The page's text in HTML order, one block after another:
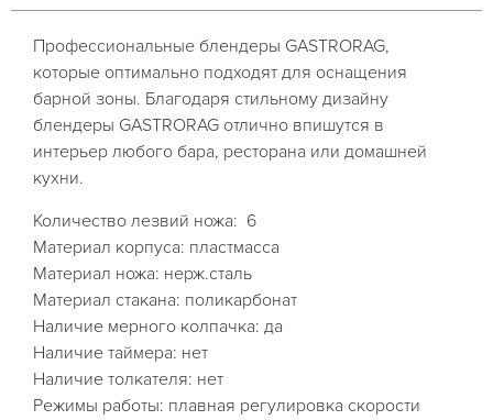
Профессиональные блендеры GASTRORAG,
которые оптимально подходят для оснащения
барной зоны. Благодаря стильному дизайну
блендеры GASTRORAG отлично впишутся в
интерьер любого бара, ресторана или домашней
кухни.
Количество лезвий ножа: 6
Материал корпуса: пластмасса
Материал ножа: нерж.сталь
Материал стакана: поликарбонат
Наличие мерного колпачка: да
Наличие таймера: нет
Наличие толкателя: нет
Режимы работы: плавная регулировка скорости